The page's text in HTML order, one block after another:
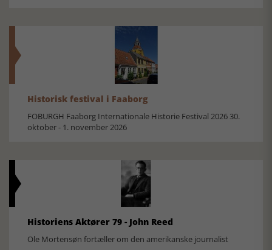
Historisk festival i Faaborg
FOBURGH Faaborg Internationale Historie Festival 2026 30.
oktober - 1. november 2026
Historiens Aktører 79 - John Reed
Ole Mortensøn fortæller om den amerikanske journalist